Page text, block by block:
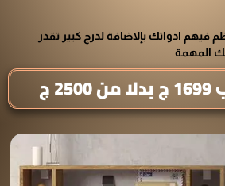
فيهم ادواتك بإلاضافة لدرج كبير تقدر
المهمة
ج